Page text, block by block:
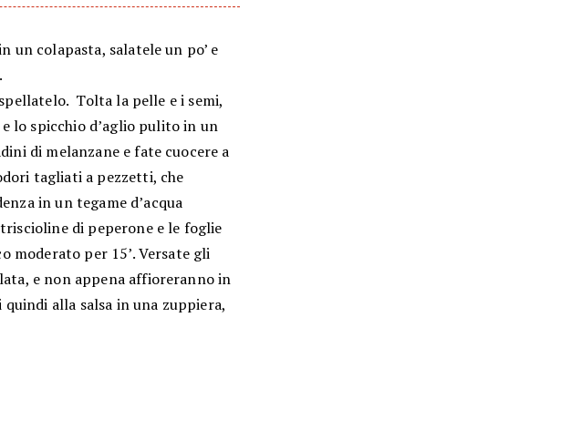
un colapasta, salatele un po’ e
Tolta la pelle e i semi,
lo spicchio d’aglio pulito in un
di melanzane e fate cuocere a
tagliati a pezzetti, che
in un tegame d’acqua
di peperone e le foglie
moderato per 15’. Versate gli
e non appena affioreranno in
alla salsa in una zuppiera,